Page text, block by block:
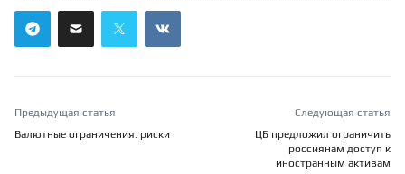
Предыдущая статья
Валютные ограничения: риски
Следующая статья
ЦБ предложил ограничить
россиянам доступ к
иностранным активам